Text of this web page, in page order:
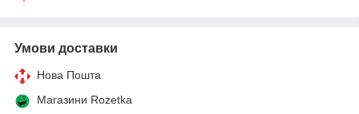
Умови доставки
Нова Пошта
Магазини Rozetka